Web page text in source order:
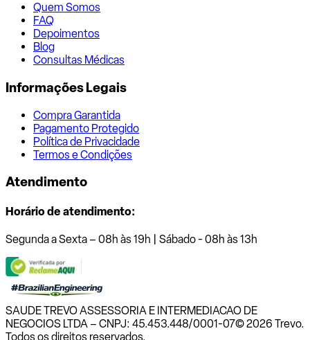
Quem Somos
FAQ
Depoimentos
Blog
Consultas Médicas
Informações Legais
Compra Garantida
Pagamento Protegido
Política de Privacidade
Termos e Condições
Atendimento
Horário de atendimento:
Segunda a Sexta – 08h às 19h | Sábado - 08h às 13h
SAUDE TREVO ASSESSORIA E INTERMEDIACAO DE
NEGOCIOS LTDA – CNPJ: 45.453.448/0001-07© 2026 Trevo.
Todos os direitos reservados.